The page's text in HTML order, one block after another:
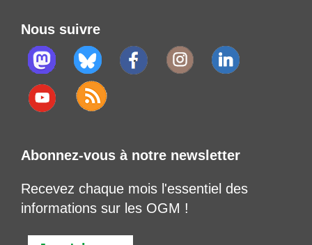
Nous suivre
Abonnez-vous à notre newsletter
Recevez chaque mois l'essentiel des
informations sur les OGM !